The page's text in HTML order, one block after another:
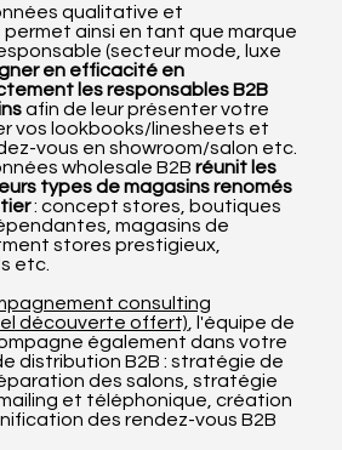
qualitative et
ainsi en tant que marque
(secteur mode, luxe
en efficacité en
les responsables B2B
afin de leur présenter votre
vos lookbooks/linesheets et
vous en showroom/salon etc.
wholesale B2B réunit les
types de magasins renomés
: concept stores, boutiques
magasins de
stores prestigieux,
etc.
consulting
découverte offert) , l'équipe de
également dans votre
distribution B2B : stratégie de
des salons, stratégie
et téléphonique, création
des rendez-vous B2B